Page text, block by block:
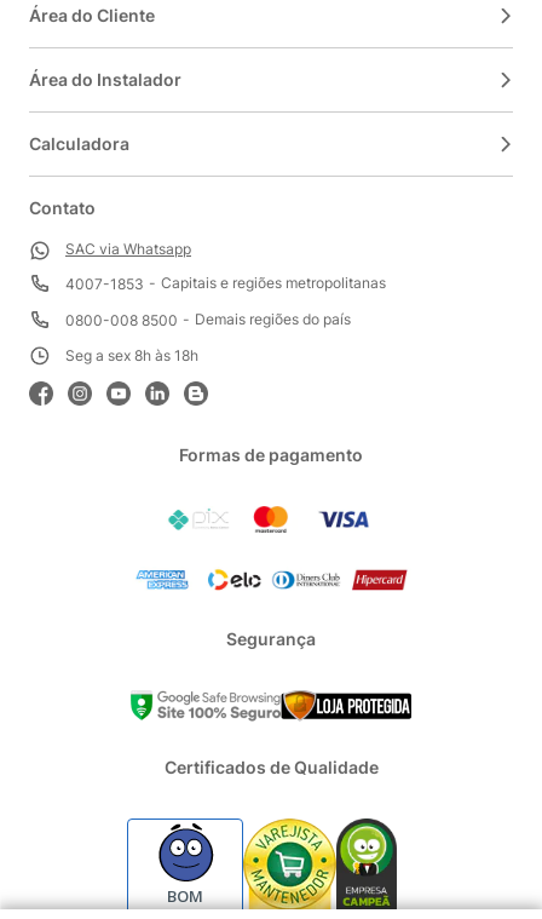
Área do Cliente
Área do Instalador
Calculadora
Contato
SAC via Whatsapp
4007-1853
Capitais e regiões metropolitanas
0800-008 8500
Demais regiões do país
Seg a sex 8h às 18h
Formas de pagamento
Segurança
Certificados de Qualidade
BOM